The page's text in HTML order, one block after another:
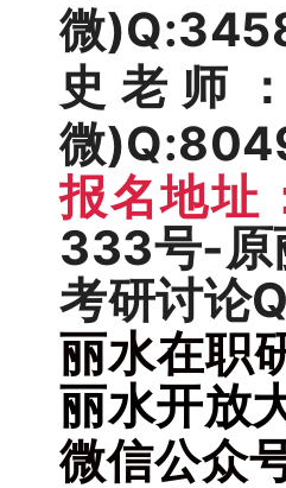
微
史老师
微
报名地址
333号-原
考研讨论
丽水在职
丽水开放
微信公众